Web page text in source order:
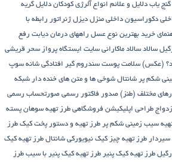
یاب دلایل و علائم انواع آلرژی کودکان دلایل گریه
دکوراسیون داخلی منزل دیزل ژنراتور رابطه با
خرید بهترین نوع عسل راههای درمان دیابت رفع
سالاد سالاد ماکارانی سایت ایستگاه پرواز سحر قریشی
(عکس) سلامت پوست سندروم گیر افتادگی شانه سوپ
شکم پر شانتال شوخی ها و متن های خنده دار شبکه
مختلف (طنز) صدور فاکتور رسمی صورتحساب رسمی
طراحی اپلیکیشن فروشگاهی طرز تهیه سوهان پسته
سیب زمینی شکم پر طرز تهیه و دستور پخت کیک طرز
طرز تهیه چیز کیک نیویورکی شانتال طرز تهیه کیک
طرز تهیه کیک پنیر طرز تهیه کیک پنیر با سیب طرز